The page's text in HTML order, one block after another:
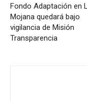
Fondo Adaptación en
Mojana quedará bajo
vigilancia de Misión
Transparencia